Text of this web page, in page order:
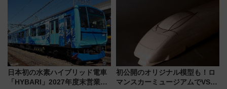
ア「LAKESIDE PARK」（埼玉
県越谷市）
日本初の水素ハイブリッド電車
「HYBARI」2027年度末営業運
初公開のオリジナル模型も！ロ
マンスカーミュージアムでVSE